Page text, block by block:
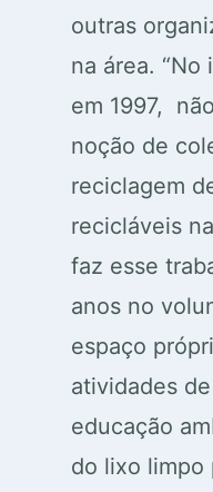
outras
na área.
em 1997,
noção de
reciclagem
recicláveis
faz esse
anos no
espaço
atividades
educação
do lixo limpo